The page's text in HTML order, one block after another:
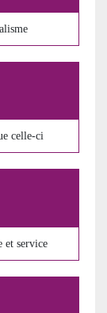
celle-ci
et service